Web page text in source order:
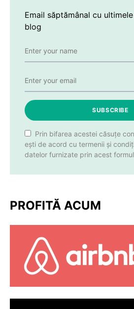
Email săptămânal cu
blog
SUBSCRIBE
Prin bifarea acestei căsuțe
ești de acord cu termenii și
datelor furnizate prin acest
PROFITĂ ACUM